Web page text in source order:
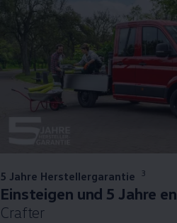
5 Jahre Herstellergarantie 3
Einsteigen und 5 Jahre
Crafter